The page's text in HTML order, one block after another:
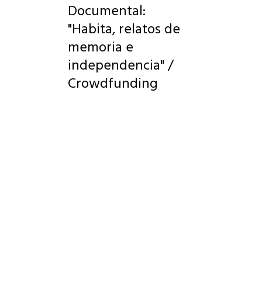
Documental:
"Habita, relatos de
memoria e
independencia" /
Crowdfunding